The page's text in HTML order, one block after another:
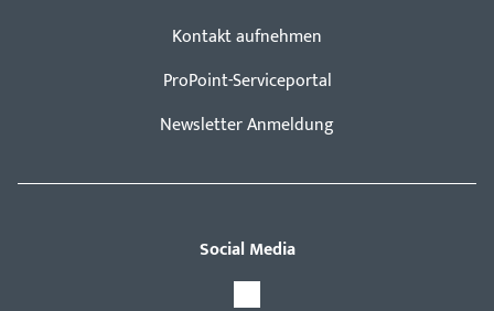
Kontakt aufnehmen
ProPoint-Serviceportal
Newsletter Anmeldung
Social Media